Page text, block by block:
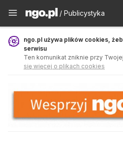
Publicystyka -
/ Publicystyka
ngo.pl używa plików cookies,
serwisu
Ten komunikat zniknie przy
się więcej o plikach cookies